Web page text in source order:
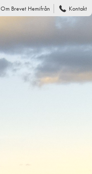
Om Brevet Hemifrån Kontakt